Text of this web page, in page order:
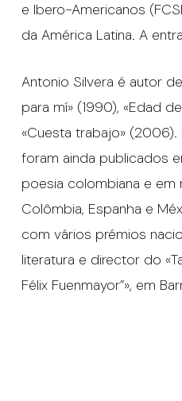
e Ibero-Americanos
da América Latina. A
Antonio Silvera é autor
para mí» (1990), «Edad
«Cuesta trabajo»
foram ainda publicados
poesia colombiana e em
Colômbia, Espanha e
com vários prémios
literatura e director do
Félix Fuenmayor”», em